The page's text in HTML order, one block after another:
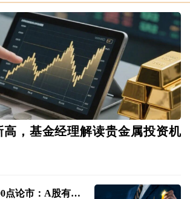
，基金经理解读贵金属投资机
点论市：A股有望